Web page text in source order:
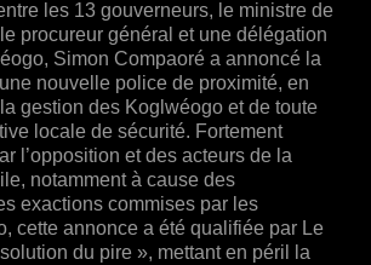
les 13 gouverneurs, le ministre de
procureur général et une délégation
Simon Compaoré a annoncé la
nouvelle police de proximité, en
gestion des Koglwéogo et de toute
locale de sécurité. Fortement
l’opposition et des acteurs de la
notamment à cause des
exactions commises par les
cette annonce a été qualifiée par Le
du pire », mettant en péril la